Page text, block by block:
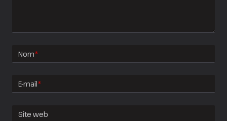
Nom*
E-mail*
Site web